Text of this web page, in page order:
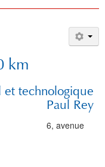
km
et technologique
Paul Rey
6, avenue